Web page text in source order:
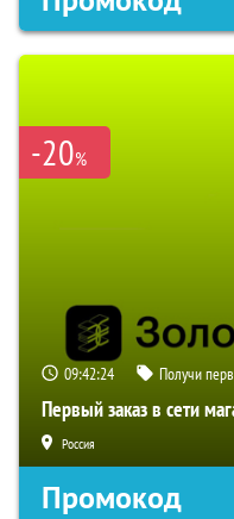
-20%
09:42:24 Получи
Первый заказ в сети
Россия
Промокод